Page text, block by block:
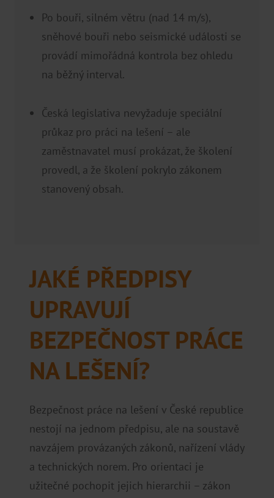
Po bouři, silném větru (nad 14 m/s),
sněhové bouři nebo seismické události se
provádí mimořádná kontrola bez ohledu
na běžný interval.
Česká legislativa nevyžaduje speciální
průkaz pro práci na lešení – ale
zaměstnavatel musí prokázat, že školení
provedl, a že školení pokrylo zákonem
stanovený obsah.
JAKÉ PŘEDPISY
UPRAVUJÍ
BEZPEČNOST PRÁCE
NA LEŠENÍ?
Bezpečnost práce na lešení v České republice
nestojí na jednom předpisu, ale na soustavě
navzájem provázaných zákonů, nařízení vlády
a technických norem. Pro orientaci je
užitečné pochopit jejich hierarchii – zákon